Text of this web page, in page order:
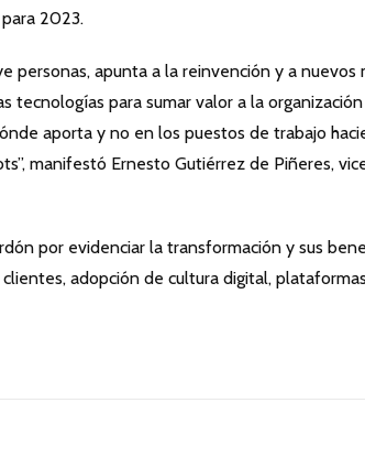
2023.
personas, apunta a la reinvención y a
tecnologías para sumar valor a la organización
aporta y no en los puestos de trabajo
manifestó Ernesto Gutiérrez de Piñeres,
por evidenciar la transformación y sus
adopción de cultura digital,